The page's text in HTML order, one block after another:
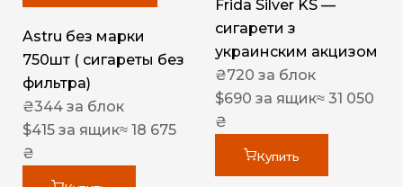
Astru без марки
750шт ( сигареты без
фильтра)
₴344 за блок
$415 за ящик≈ 18 675
₴
Frida Silver KS —
сигарети з
украинским акцизом
₴720 за блок
$690 за ящик≈ 31 050
₴
Купить